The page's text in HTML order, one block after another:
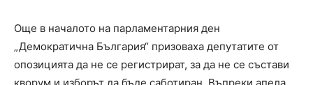
Още в началото на парламентарния ден
„Демократична България“ призоваха депутатите от
опозицията да не се регистрират, за да не се състави